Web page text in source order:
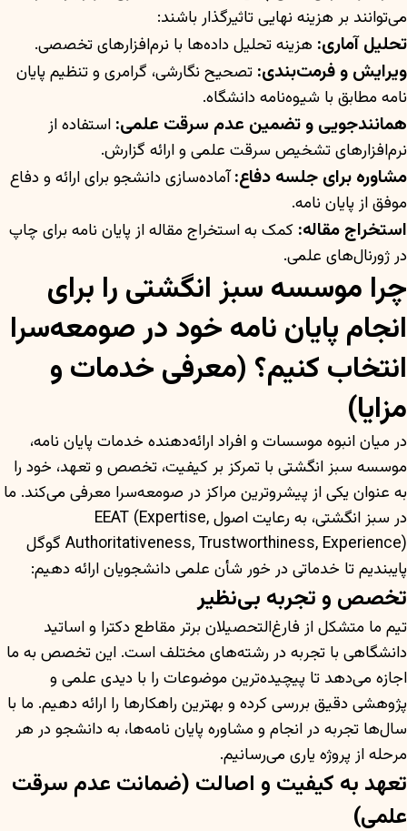
می‌توانند بر هزینه نهایی تاثیرگذار باشند:
تحلیل آماری: هزینه تحلیل داده‌ها با نرم‌افزارهای تخصصی.
ویرایش و فرمت‌بندی: تصحیح نگارشی، گرامری و تنظیم پایان
نامه مطابق با شیوه‌نامه دانشگاه.
همانندجویی و تضمین عدم سرقت علمی: استفاده از
نرم‌افزارهای تشخیص سرقت علمی و ارائه گزارش.
مشاوره برای جلسه دفاع:آماده‌سازی دانشجو برای ارائه و دفاع
موفق از پایان نامه.
استخراج مقاله: کمک به استخراج مقاله از پایان نامه برای چاپ
در ژورنال‌های علمی.
چرا موسسه سبز انگشتی را برای
انجام پایان نامه خود در صومعه‌سرا
انتخاب کنیم؟ (معرفی خدمات و
مزایا)
در میان انبوه موسسات و افراد ارائه‌دهنده خدمات پایان نامه،
موسسه سبز انگشتی با تمرکز بر کیفیت، تخصص و تعهد، خود را
به عنوان یکی از پیشروترین مراکز در صومعه‌سرا معرفی می‌کند. ما
در سبز انگشتی، به رعایت اصول EEAT (Expertise,
Authoritativeness, Trustworthiness, Experience) گوگل
پایبندیم تا خدماتی در خور شأن علمی دانشجویان ارائه دهیم:
تخصص و تجربه بی‌نظیر
تیم ما متشکل از فارغ‌التحصیلان برتر مقاطع دکترا و اساتید
دانشگاهی با تجربه در رشته‌های مختلف است. این تخصص به ما
اجازه می‌دهد تا پیچیده‌ترین موضوعات را با دیدی علمی و
پژوهشی دقیق بررسی کرده و بهترین راهکارها را ارائه دهیم. ما با
سال‌ها تجربه در انجام و مشاوره پایان نامه‌ها، به دانشجو در هر
مرحله از پروژه یاری می‌رسانیم.
تعهد به کیفیت و اصالت (ضمانت عدم سرقت
علمی)